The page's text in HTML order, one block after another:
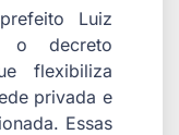
Luiz
o decreto
flexibiliza
privada e
Essas